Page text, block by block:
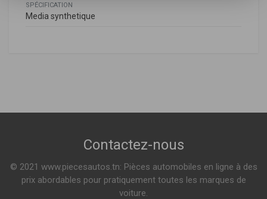
SPÉCIFICATION
Media synthetique
FA-128S
Filtre à air
Contactez-nous
© 2021 www.piecesautos.tn: Pièces automobiles en ligne à des
prix abordables pour pratiquement toutes les marques de
voiture.